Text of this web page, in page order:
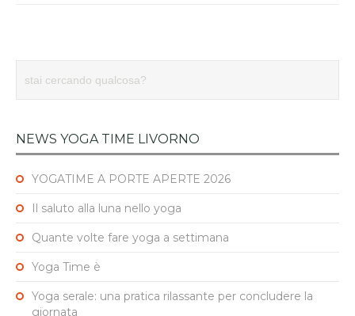
NEWS YOGA TIME LIVORNO
YOGATIME A PORTE APERTE 2026
Il saluto alla luna nello yoga
Quante volte fare yoga a settimana
Yoga Time è
Yoga serale: una pratica rilassante per concludere la
giornata